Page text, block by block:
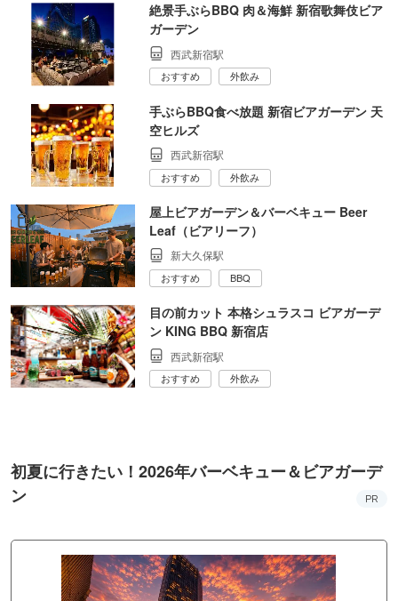
絶景手ぶらBBQ 肉＆海鮮 新宿歌舞伎ビア
ガーデン
西武新宿駅
おすすめ 外飲み
手ぶらBBQ食べ放題 新宿ビアガーデン 天
空ヒルズ
西武新宿駅
おすすめ 外飲み
屋上ビアガーデン＆バーベキュー Beer
Leaf（ビアリーフ）
新大久保駅
おすすめ BBQ
目の前カット 本格シュラスコ ビアガーデ
ン KING BBQ 新宿店
西武新宿駅
おすすめ 外飲み
初夏に行きたい！2026年バーベキュー＆ビアガーデ
ン
PR